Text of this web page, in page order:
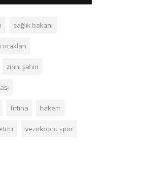
sağlık bakanı
zihni şahin
fırtına hakem
vezirköprü spor